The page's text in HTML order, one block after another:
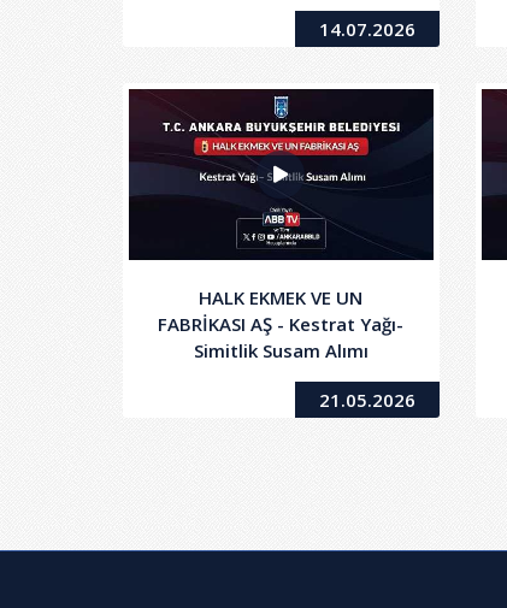
14.07.2026
HALK EKMEK VE UN
FABRİKASI AŞ - Kestrat Yağı-
Simitlik Susam Alımı
21.05.2026